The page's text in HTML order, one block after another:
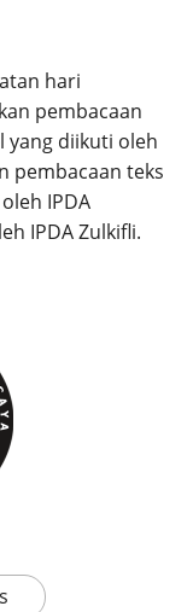
hari
pembacaan
yang diikuti oleh
pembacaan teks
IPDA
IPDA Zulkifli.